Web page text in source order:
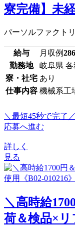
寮完備】未
パーソルファクト
給与 月収例
勤務地
岐阜県
寮・社宅 あり
仕事内容 機械系工
＼最短45秒で完了／
応募へ進む
詳しく
見る
＼高時給
荷＆検品×リ